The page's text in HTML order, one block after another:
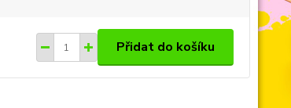
Přidat do košíku